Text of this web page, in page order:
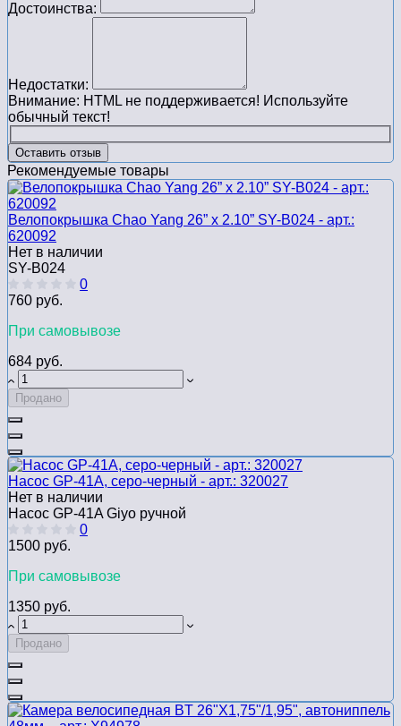
Достоинства:
Недостатки:
Внимание: HTML не поддерживается! Используйте
обычный текст!
Оставить отзыв
Рекомендуемые товары
Велопокрышка Chao Yang 26” x 2.10” SY-B024 - арт.:
620092
Нет в наличии
SY-B024
0
760 руб.
При самовывозе
684 руб.
Продано
Насос GP-41A, серо-черный - арт.: 320027
Нет в наличии
Насос GP-41A Giyo ручной
0
1500 руб.
При самовывозе
1350 руб.
Продано